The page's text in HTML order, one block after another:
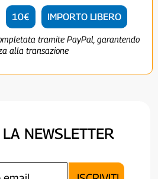
10€ IMPORTO LIBERO
tramite PayPal, garantendo
alla transazione
NEWSLETTER